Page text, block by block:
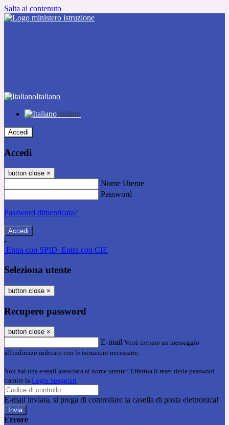
Salta al contenuto
Italiano
Italiano
Accedi
Accedi
button close ×
Nome Utente
Password
Password dimenticata?
-
Entra con SPID Entra con CIE
Seleziona utente
button close ×
Recupero password
button close ×
E-mail Verrà inviato un messaggio
all'indirizzo indicato con le istruzioni necessarie.
Non hai una e-mail associata al nome utente? Effettua il reset della password
tramite la Login Spaggiari
E-mail inviata, si prega di controllare la casella di posta elettronica!
Errore